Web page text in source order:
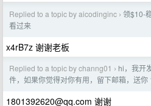
Replied to a topic by aicodinginc › 领$10-
看过来
x4rB7z 谢谢老板
Replied to a topic by channg01 › hi，我开
件，如果你觉得对你有用，留下邮箱，送你
1801392620@qq.com 谢谢